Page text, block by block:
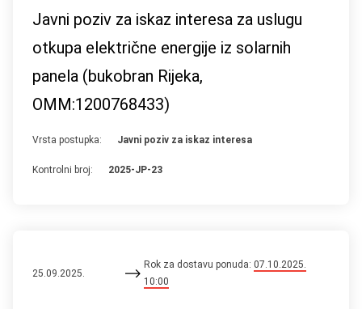
Javni poziv za iskaz interesa za uslugu
otkupa električne energije iz solarnih
panela (bukobran Rijeka,
OMM:1200768433)
Vrsta postupka: Javni poziv za iskaz interesa
Kontrolni broj: 2025-JP-23
25.09.2025.
Rok za dostavu ponuda:07.10.2025.
10:00